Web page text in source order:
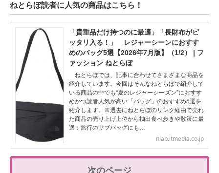
ねとらぼ読者に人気の商品はこちら！
「貴重品だけ持つのに最適」「長財布がピ
ッタリ入る！」 レジャーシーンにおすす
めのバッグ5選【2026年7月版】（1/2） | フ
ァッション ねとらぼ
ねとらぼでは、記事に合わせてさまざまな商品を
紹介しています。今回はそんなねとらぼで紹介して
いる商品の中でも“夏のレジャーシーズン”におすす
めかつ読者人気が高い「バッグ」のおすすめ5選を
紹介します。※過去にねとらぼのリンク経由で売れ
た商品の売り上げ上位から抽出食べ歩きや散策に最
適：旅行のサブバッグにも…
nlab.itmedia.co.jp